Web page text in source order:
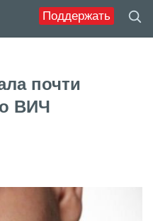
Поддержать
почти
ВИЧ